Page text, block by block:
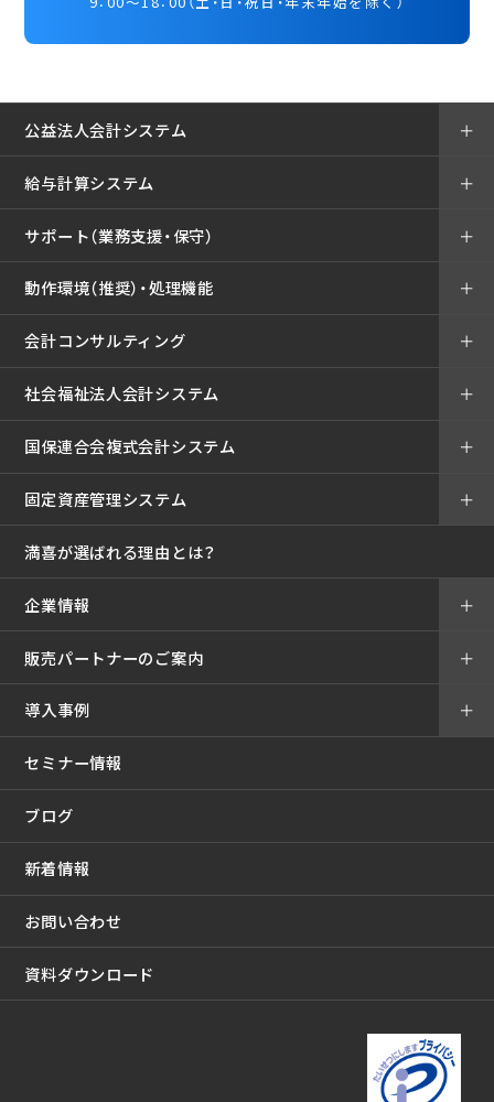
公益法人会計システム ＋
給与計算システム ＋
サポート（業務支援・保守） ＋
動作環境（推奨）・処理機能 ＋
会計コンサルティング ＋
社会福祉法人会計システム ＋
国保連合会複式会計システム ＋
固定資産管理システム ＋
満喜が選ばれる理由とは？
企業情報 ＋
販売パートナーのご案内 ＋
導入事例
セミナー情報
＋
ブログ
新着情報
お問い合わせ
資料ダウンロード